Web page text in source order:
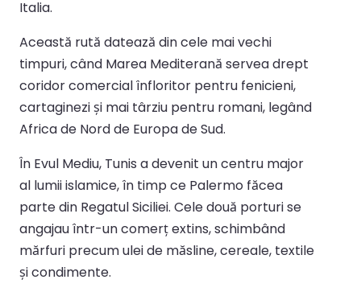
Italia.
Această rută datează din cele mai vechi
timpuri, când Marea Mediterană servea drept
coridor comercial înfloritor pentru fenicieni,
cartaginezi și mai târziu pentru romani, legând
Africa de Nord de Europa de Sud.
În Evul Mediu, Tunis a devenit un centru major
al lumii islamice, în timp ce Palermo făcea
parte din Regatul Siciliei. Cele două porturi se
angajau într-un comerț extins, schimbând
mărfuri precum ulei de măsline, cereale, textile
și condimente.